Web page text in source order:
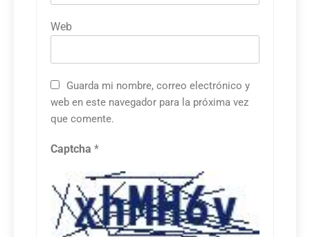
Web
Guarda mi nombre, correo electrónico y
web en este navegador para la próxima vez
que comente.
Captcha *